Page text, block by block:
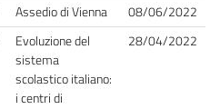
Assedio di Vienna
08/06/2022
Evoluzione del
sistema
scolastico italiano:
i centri di
28/04/2022